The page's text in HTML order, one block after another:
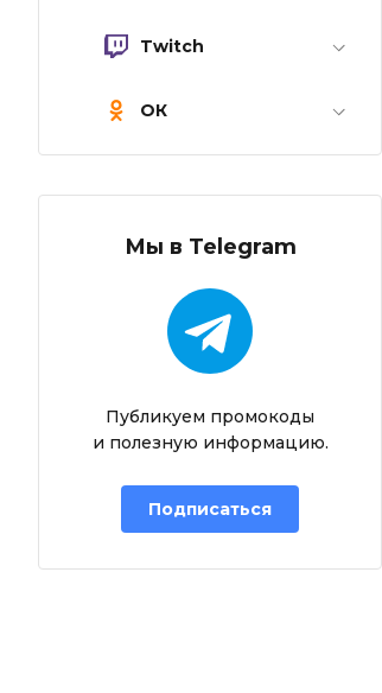
Twitch
ОК
Мы в Telegram
Публикуем промокоды
и полезную информацию.
Подписаться